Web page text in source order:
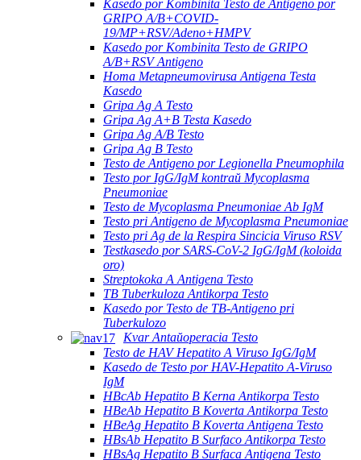
Kasedo por Kombinita Testo de Antigeno por
GRIPO A/B+COVID-
19/MP+RSV/Adeno+HMPV
Kasedo por Kombinita Testo de GRIPO
A/B+RSV Antigeno
Homa Metapneumovirusa Antigena Testa
Kasedo
Gripa Ag A Testo
Gripa Ag A+B Testa Kasedo
Gripa Ag A/B Testo
Gripa Ag B Testo
Testo de Antigeno por Legionella Pneumophila
Testo por IgG/IgM kontraŭ Mycoplasma
Pneumoniae
Testo de Mycoplasma Pneumoniae Ab IgM
Testo pri Antigeno de Mycoplasma Pneumoniae
Testo pri Ag de la Respira Sincicia Viruso RSV
Testkasedo por SARS-CoV-2 IgG/IgM (koloida
oro)
Streptokoka A Antigena Testo
TB Tuberkuloza Antikorpa Testo
Kasedo por Testo de TB-Antigeno pri
Tuberkulozo
Kvar Antaŭoperacia Testo
Testo de HAV Hepatito A Viruso IgG/IgM
Kasedo de Testo por HAV-Hepatito A-Viruso
IgM
HBcAb Hepatito B Kerna Antikorpa Testo
HBeAb Hepatito B Koverta Antikorpa Testo
HBeAg Hepatito B Koverta Antigena Testo
HBsAb Hepatito B Surfaco Antikorpa Testo
HBsAg Hepatito B Surfaca Antigena Testo